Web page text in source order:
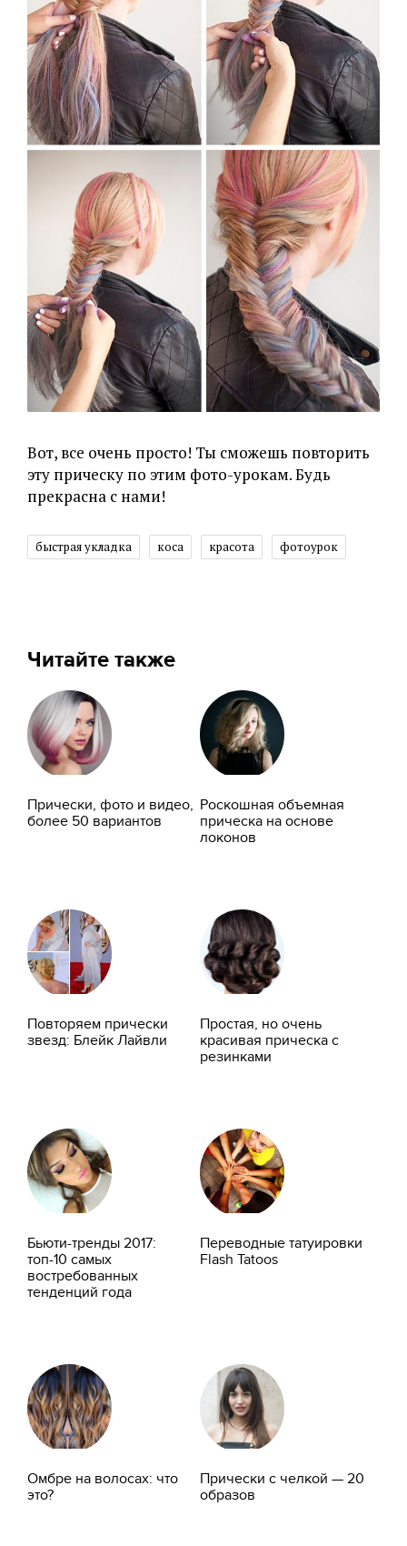
Вот, все очень просто! Ты сможешь повторить
эту прическу по этим фото-урокам. Будь
прекрасна с нами!
быстрая укладка коса красота фотоурок
Читайте также
Прически, фото и видео,
более 50 вариантов
Роскошная объемная
прическа на основе
локонов
Повторяем прически
звезд: Блейк Лайвли
Простая, но очень
красивая прическа с
резинками
Бьюти-тренды 2017:
топ-10 самых
востребованных
тенденций года
Переводные татуировки
Flash Tatoos
Омбре на волосах: что
это?
Прически с челкой — 20
образов